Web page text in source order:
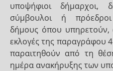
υποψήφιοι δήμαρχοι,
σύμβουλοι ή
δήμους όπου υπηρετούν,
εκλογές της παραγράφου
παραιτηθούν από τη
ημέρα ανακήρυξης των